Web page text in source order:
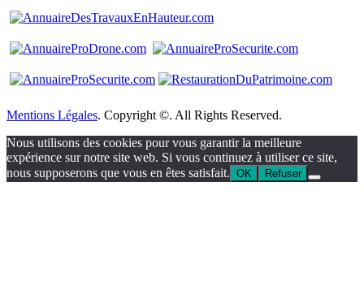
Mentions Légales. Copyright ©. All Rights Reserved.
Nous utilisons des cookies pour vous garantir la meilleure
expérience sur notre site web. Si vous continuez à utiliser ce site,
nous supposerons que vous en êtes satisfait. OK Refuser